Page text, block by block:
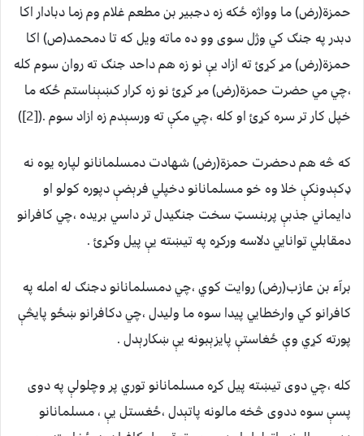
حمزة(رض) ما وواژه ځکه زه دجبير بن مطعم غلام وم زما دبادار اکا
دبدر په جنګ کي وژل سوى وو ده ماته ويل که تا دمحمد(ص) اکا
حمزة(رض) مړ کړئ ته ازاد يې نو زه هم داحد جنګ ته روان سوم کله
،چي مي حضرت حمزة(رض) مړ کړئ نو زه کرار کښېناستم ځکه ما
خپل کار تر سره کړئ او کله ،چي مکې ته ورسېدم زه ازاد سوم .([2])
که څه هم دحضرت حمزة(رض) شهادت دمسلمانانو لپاره يوه نه
ډکېدونکې خلا وه خو مسلمانانو دخپلي فرېضې دپوره کولو او
دايماني جذبې پربنسټ سخت جنګيدل تر داسي بريده ،چي کافرانو
دمقابلي توانايي دلاسه ورکړه په تيښته يې پيل وکړئ .
برآء بن عازب(رض) روايت کوي ،چي دمسلمانانو دجنګ له امله په
کافرانو کي وارخطايي پيدا سوه ما وليدل ،چي دکافرانو ښځو پايڅې
پورته کړي وې ځغاستې پايزېبونه يې ښکارېدل .
کله ،چي دوى تيښته پيل کړه مسلمانانو توري پر وچلولې په دوى
پسې سوه ددوى څخه مالونه پاتېدل ،ځغستل يې ، مسلمانانو